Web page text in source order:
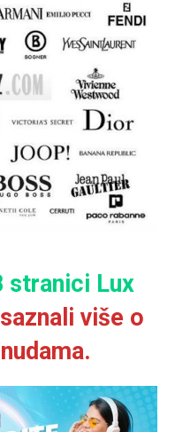
stranici Lux
više o